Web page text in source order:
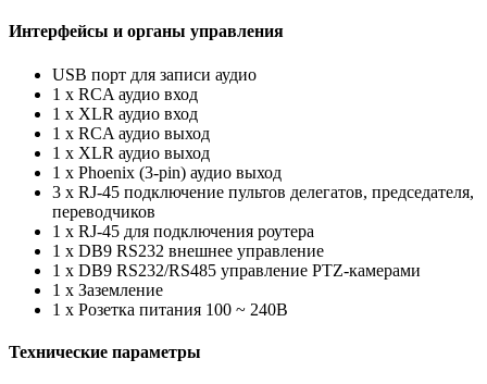
Интерфейсы и органы управления
USB порт для записи аудио
1 х RCA аудио вход
1 х XLR аудио вход
1 х RCA аудио выход
1 х XLR аудио выход
1 x Phoenix (3-pin) аудио выход
3 x RJ-45 подключение пультов делегатов, председателя,
переводчиков
1 х RJ-45 для подключения роутера
1 х DB9 RS232 внешнее управление
1 х DB9 RS232/RS485 управление PTZ-камерами
1 x Заземление
1 х Розетка питания 100 ~ 240В
Технические параметры